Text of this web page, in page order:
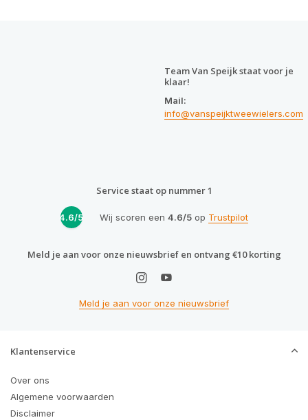
Team Van Speijk staat voor je
klaar!
Mail:
info@vanspeijktweewielers.com
Service staat op nummer 1
4.6/5 Wij scoren een 4.6/5op Trustpilot
Meld je aan voor onze nieuwsbrief en ontvang €10 korting
Meld je aan voor onze nieuwsbrief
Klantenservice
Over ons
Algemene voorwaarden
Disclaimer